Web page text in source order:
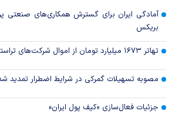
آمادگی ایران برای گسترش همکاری‌های صنعتی
بریکس
تهاتر ۱۶۷۳ میلیارد تومان از اموال شرکت‌های تراستی
مصوبه تسهیلات گمرکی در شرایط اضطرار تمدید
جزئیات فعال‌سازی «کیف پول ایران»